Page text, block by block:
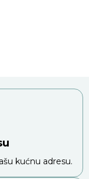
kućnu adresu.